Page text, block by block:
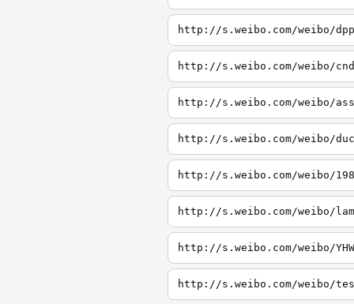
http://s.weibo.com/weibo/dpp
http://s.weibo.com/weibo/cnd
http://s.weibo.com/weibo/ass
http://s.weibo.com/weibo/
http://s.weibo.com/weibo/
http://s.weibo.com/weibo/
http://s.weibo.com/weibo/
http://s.weibo.com/weibo/